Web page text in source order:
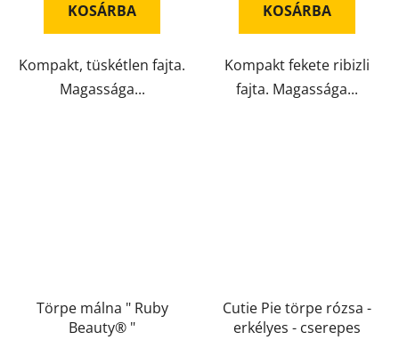
KOSÁRBA
Kompakt, tüskétlen fajta.
Magassága...
KOSÁRBA
Kompakt fekete ribizli
fajta. Magassága...
Törpe málna " Ruby
Beauty® "
Cutie Pie törpe rózsa -
erkélyes - cserepes